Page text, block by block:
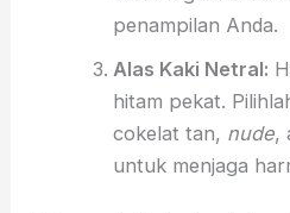
penampilan Anda.
Alas Kaki Netral:
hitam pekat.
cokelat tan, nude,
untuk menjaga